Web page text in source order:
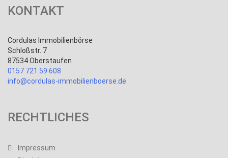
KONTAKT
Cordulas Immobilienbörse
Schloßstr. 7
87534 Oberstaufen
0157 721 59 608
info@cordulas-immobilienboerse.de
RECHTLICHES
Impressum